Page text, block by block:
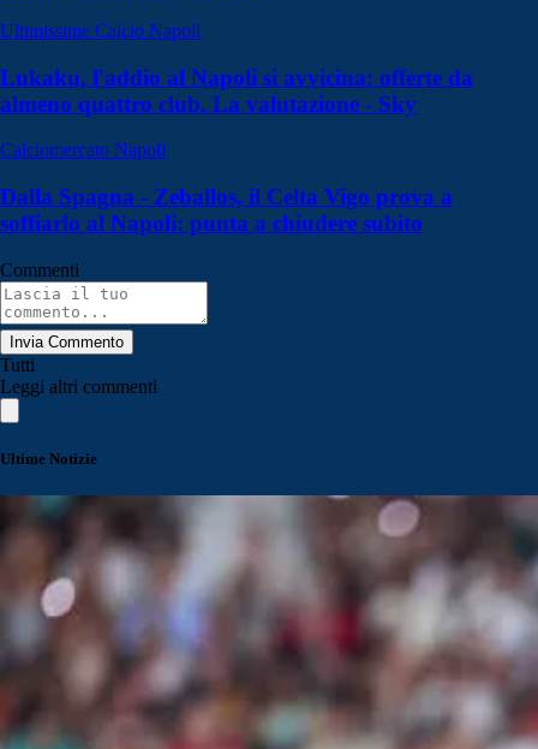
Ultimissime Calcio Napoli
Lukaku, l'addio al Napoli si avvicina: offerte da
almeno quattro club. La valutazione - Sky
Calciomercato Napoli
Dalla Spagna - Zeballos, il Celta Vigo prova a
soffiarlo al Napoli: punta a chiudere subito
Commenti
Invia Commento
Tutti
Leggi altri commenti
Ultime Notizie